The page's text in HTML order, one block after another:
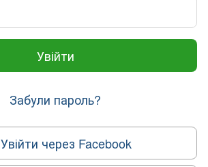
Увійти
Забули пароль?
Увійти через Facebook